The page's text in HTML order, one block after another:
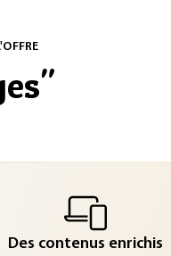
"
Des contenus enrichis